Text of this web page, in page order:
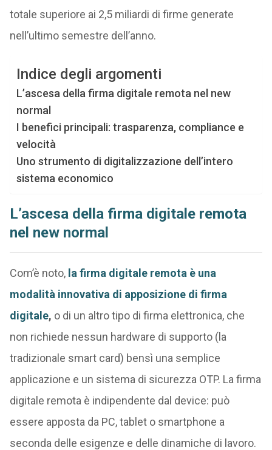
totale superiore ai 2,5 miliardi di firme generate
nell’ultimo semestre dell’anno.
Indice degli argomenti
L’ascesa della firma digitale remota nel new
normal
I benefici principali: trasparenza, compliance e
velocità
Uno strumento di digitalizzazione dell’intero
sistema economico
L’ascesa della firma digitale remota
nel new normal
Com’è noto, la firma digitale remota è una
modalità innovativa di apposizione di firma
digitale, o di un altro tipo di firma elettronica, che
non richiede nessun hardware di supporto (la
tradizionale smart card) bensì una semplice
applicazione e un sistema di sicurezza OTP. La firma
digitale remota è indipendente dal device: può
essere apposta da PC, tablet o smartphone a
seconda delle esigenze e delle dinamiche di lavoro.